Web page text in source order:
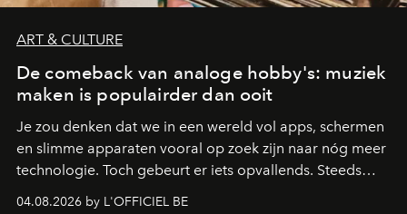
ART & CULTURE
De comeback van analoge hobby's: muziek
maken is populairder dan ooit
Je zou denken dat we in een wereld vol apps, schermen
en slimme apparaten vooral op zoek zijn naar nóg meer
technologie. Toch gebeurt er iets opvallends. Steeds
04.08.2026 by L'OFFICIEL BE